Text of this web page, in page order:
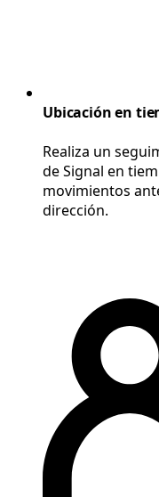
Ubicación en
Realiza un
de Signal en
movimientos
dirección.